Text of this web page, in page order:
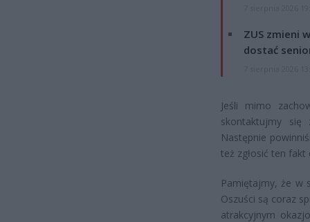
ZUS zmieni
dostać
Jeśli mimo
skontaktujmy się
Następnie
też zgłosić ten
Pamiętajmy, że w
Oszuści są coraz
atrakcyjnym